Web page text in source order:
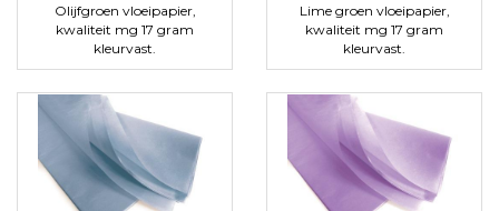
Olijfgroen vloeipapier,
kwaliteit mg 17 gram
kleurvast.
Lime groen vloeipapier,
kwaliteit mg 17 gram
kleurvast.